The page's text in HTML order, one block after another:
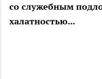
со служебным
халатностью...